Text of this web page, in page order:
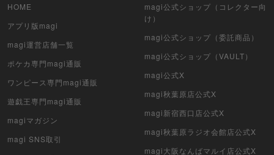
HOME
アプリ版magi
magi運営店舗一覧
ポケカ専門magi通販
ワンピース専門magi通販
遊戯王専門magi通販
magiマガジン
magi SNS取引
magi公式ショップ（コレクター向
け）
magi公式ショップ（委託商品）
magi公式ショップ（VAULT）
magi公式X
magi秋葉原店公式X
magi新宿西口店公式X
magi秋葉原ラジオ会館店公式X
magi大阪なんばマルイ店公式X